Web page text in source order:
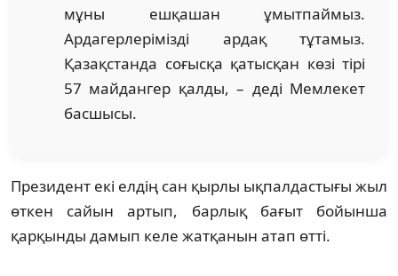
мұны ешқашан ұмытпаймыз.
Ардагерлерімізді ардақ тұтамыз.
Қазақстанда соғысқа қатысқан көзі тірі
57 майдангер қалды, – деді Мемлекет
басшысы.
Президент екі елдің сан қырлы ықпалдастығы жыл
өткен сайын артып, барлық бағыт бойынша
қарқынды дамып келе жатқанын атап өтті.